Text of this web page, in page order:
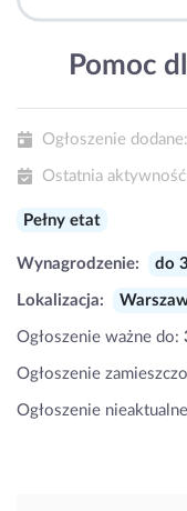
Pomoc
Ogłoszenie dodane:
Ostatnia
Pełny etat
Wynagrodzenie: do
Lokalizacja:
Ogłoszenie ważne do:
Ogłoszenie
Ogłoszenie nieaktualne